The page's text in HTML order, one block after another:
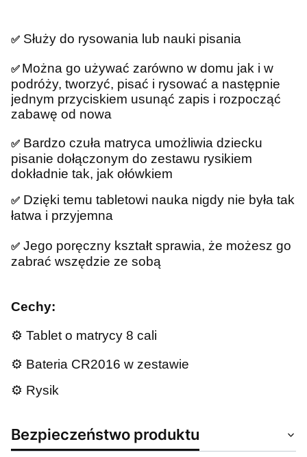
✅ Służy do rysowania lub nauki pisania
✅ Można go używać zarówno w domu jak i w
podróży, tworzyć, pisać i rysować a następnie
jednym przyciskiem usunąć zapis i rozpocząć
zabawę od nowa
✅ Bardzo czuła matryca umożliwia dziecku
pisanie dołączonym do zestawu rysikiem
dokładnie tak, jak ołówkiem
✅ Dzięki temu tabletowi nauka nigdy nie była tak
łatwa i przyjemna
✅ Jego poręczny kształt sprawia, że możesz go
zabrać wszędzie ze sobą
Cechy:
⚙️ Tablet o matrycy 8 cali
⚙️ Bateria CR2016 w zestawie
⚙️ Rysik
Bezpieczeństwo produktu